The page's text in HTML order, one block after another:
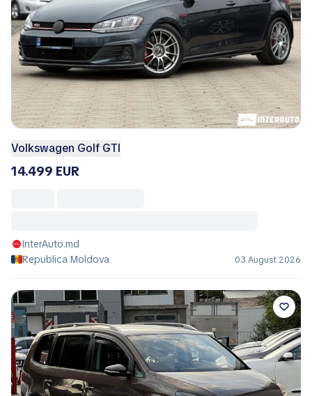
Volkswagen Golf GTI
14.499 EUR
InterAuto.md
Republica Moldova
03 August 2026